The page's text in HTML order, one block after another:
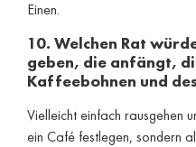
Einen.
10. Welchen Rat
geben, die anfängt,
Kaffeebohnen und
Vielleicht einfach rausgehen
ein Café festlegen, sondern